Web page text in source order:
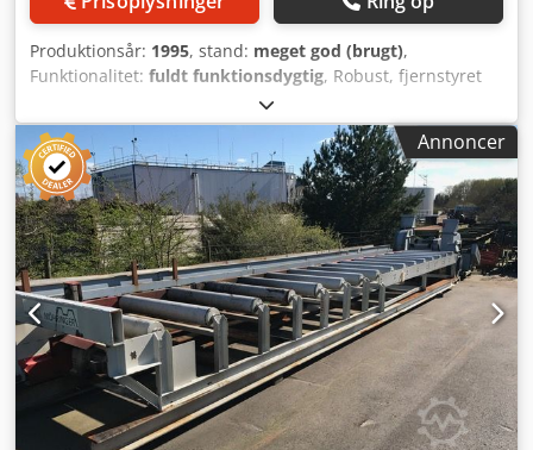
TKF til sigte, vinklet, B 600 mm 18 – R&E sigte, L 4,0 m, B
2,0 m 19 – TKF til losseplads, vinklet, B 500 mm / B 300 mm
20 – TKF til flislager, B 600 mm Yderligere oplysninger
Producent: Rudnick & Enners Årgang: 2011 Stand: meget
god, brugt og demonteret Tilgængelighed: straks fra lager
Placering: A-3525 Lugendorf, Østrig Anvendelsesområder:
savværker, biomasseanlæg, træforarbejdning
Produktionsår: 1995, stand: meget god (brugt),
Funktionalitet: fuldt funktionsdygtig, Robust, fjernstyret
spændevogn fra Möhringer, model Robocontrol.
Sporvidde: 980 mm. Vognens højde: 430 mm. Fuldt
hydraulisk. Kørehastighed: 100 m/min. Udstyret med
drejekæder og spændetang. Robust hjælpevogn med
drejekæder. Fuldt hydraulisk. Crodpfszmyf Dsx Ah Aef
Hjælpevognen trækkes tilbage ved hjælp af hydraulisk
bremseaktuator. Elskab med styring. Kabine, der kan køres
elektrisk, med støjisolering og varme. 2 døre, forrude, der
kan åbnes. Udstyret med betjeningskontakt. Komfortsæde.
Styreelementer og fladkabel.
Annoncer